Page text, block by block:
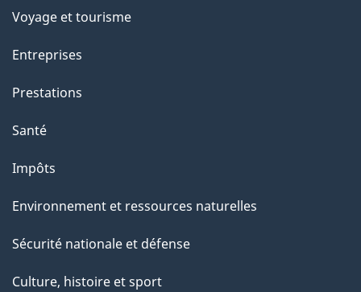
Voyage et tourisme
Entreprises
Prestations
Santé
Impôts
Environnement et ressources naturelles
Sécurité nationale et défense
Culture, histoire et sport